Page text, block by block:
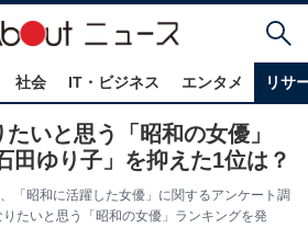
社会 IT・ビジネス エンタメ リサ
いと思う「昭和の女優」
田ゆり子」を抑えた1位は？
「昭和に活躍した女優」に関するアンケート調
たいと思う「昭和の女優」ランキングを発